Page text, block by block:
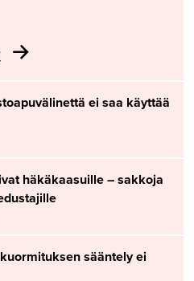
ei saa käyttää
häkäkaasuille – sakkoja
sääntely ei